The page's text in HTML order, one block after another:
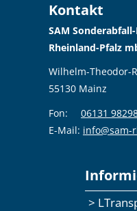
Kontakt
SAM
Rheinland-Pfalz
Wilhelm-Theodor-
55130 Mainz
Fon:
06131
E-Mail: info@sam-
>